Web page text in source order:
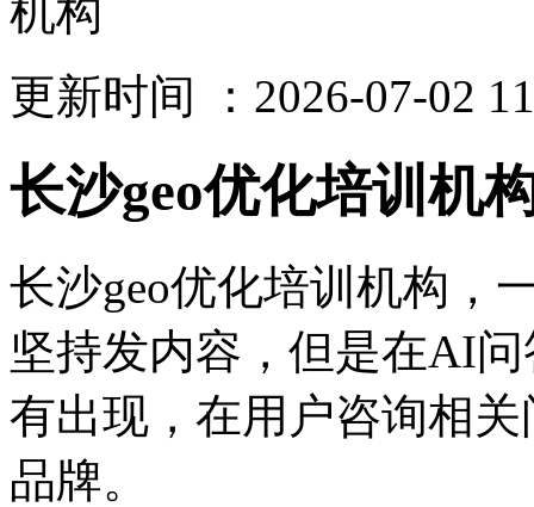
更新时间 ：2026-07-02
长沙geo优化培训机
长沙geo优化培训机构，
坚持发内容，但是在AI
有出现，在用户咨询相
品牌。